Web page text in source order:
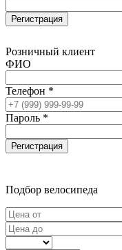
Регистрация
Розничный клиент
ФИО
Телефон *
Пароль *
Регистрация
Подбор велосипеда